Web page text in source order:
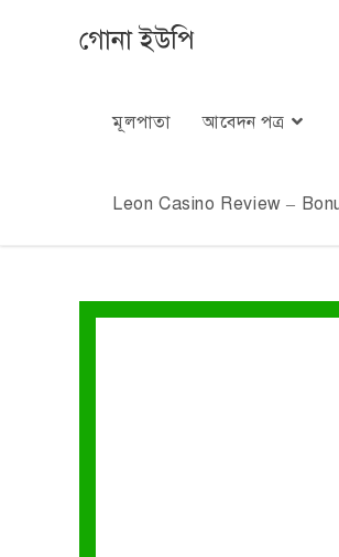
গোনা ইউপি
মূলপাতা আবেদন পত্র
Leon Casino Review –